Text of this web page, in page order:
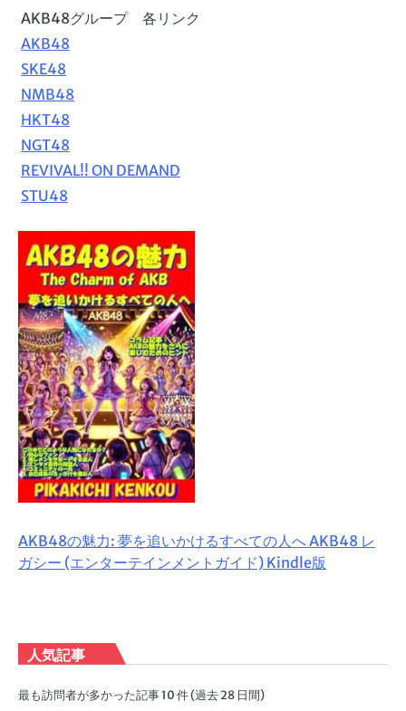
AKB48グループ 各リンク
AKB48
SKE48
NMB48
HKT48
NGT48
REVIVAL!! ON DEMAND
STU48
AKB48の魅力: 夢を追いかけるすべての人へ AKB48 レ
ガシー (エンターテインメントガイド) Kindle版
人気記事
最も訪問者が多かった記事 10 件 (過去 28 日間)